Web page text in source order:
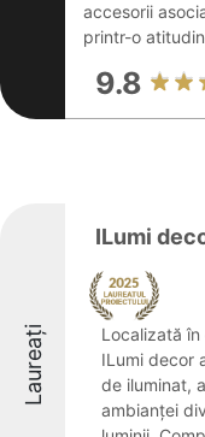
accesorii
printr-o
9.8
Laureați
ILumi
Localizată
ILumi decor
de iluminat,
ambianței